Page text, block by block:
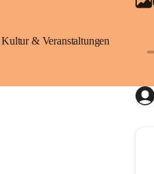
Kultur & Veranstaltungen